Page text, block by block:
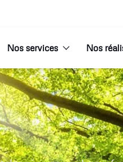
Nos services Nos